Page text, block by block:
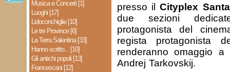
Musica e Concerti [1]
Luoghi [17]
Lidoconchiglie [10]
Le tre Province [6]
La Terra Salentina [33]
Hanno scritto... [10]
Gli antichi popoli [13]
Francescani [12]
presso ilCityplex
due sezioni
protagonista del
regista protagonista
renderanno omaggio a
Andrej Tarkovskij.